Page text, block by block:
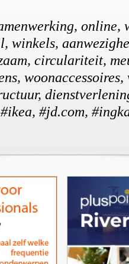
online,
winkels,
circulariteit,
woonaccessoires,
#jd.com,